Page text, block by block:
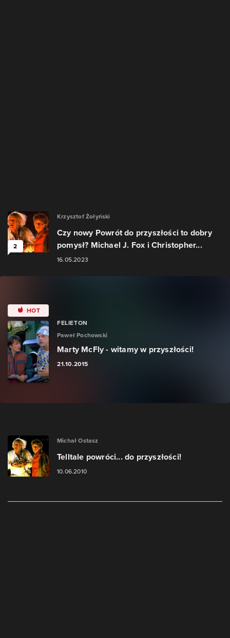
2
Krzysztof Żołyński
Czy nowy Powrót do przyszłości to dobry
pomysł? Michael J. Fox i Christopher...
16.05.2023
HOT
FELIETON
Paweł Pochowski
Marty McFly - witamy w przyszłości!
21.10.2015
Michał Ostasz
Telltale powróci... do przyszłości!
10.06.2010